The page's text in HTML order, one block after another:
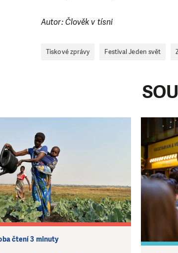
Autor: Člověk v tísni
Tiskové zprávy Festival Jeden svět
čtení 3 minuty